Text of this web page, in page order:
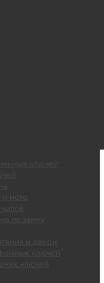
ключей
мото
по замку
и двери
ключей
ключей